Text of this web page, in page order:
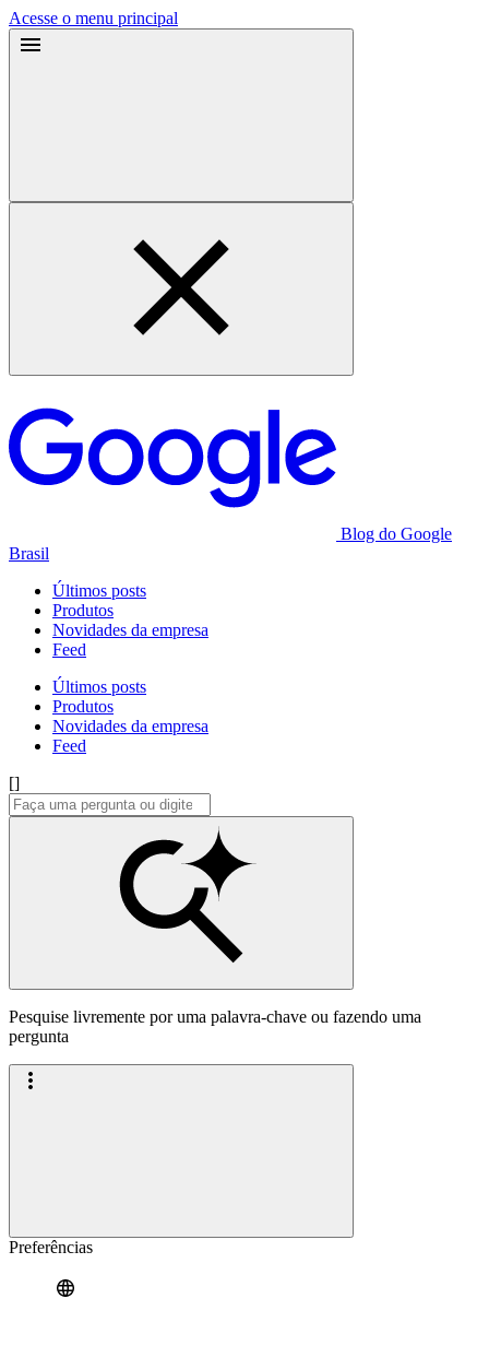
Acesse o menu principal
Blog do Google
Brasil
Últimos posts
Produtos
Novidades da empresa
Feed
Últimos posts
Produtos
Novidades da empresa
Feed
[]
Pesquise livremente por uma palavra-chave ou fazendo uma
pergunta
Preferências